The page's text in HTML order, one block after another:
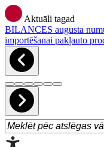
Aktuāli tagad
BILANCES augusta
importēšanai pakļauto